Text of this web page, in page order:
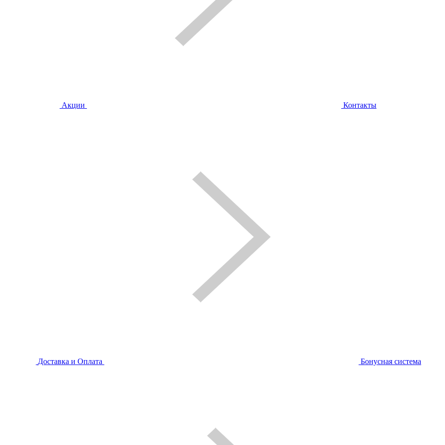
Акции Контакты
Доставка и Оплата Бонусная система